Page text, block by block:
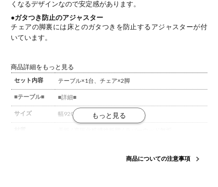
くなるデザインなので安定感があります。
●ガタつき防止のアジャスター
チェアの脚裏には床とのガタつきを防止するアジャスターが付
いています。
商品詳細をもっと見る
セット内容
テーブル×1台、チェア×2脚
■テーブル■ ■詳細■
サイズ 幅920×奥行920×高さ710mm
幅998×奥行998×高さ103mm
商品についての注意事項